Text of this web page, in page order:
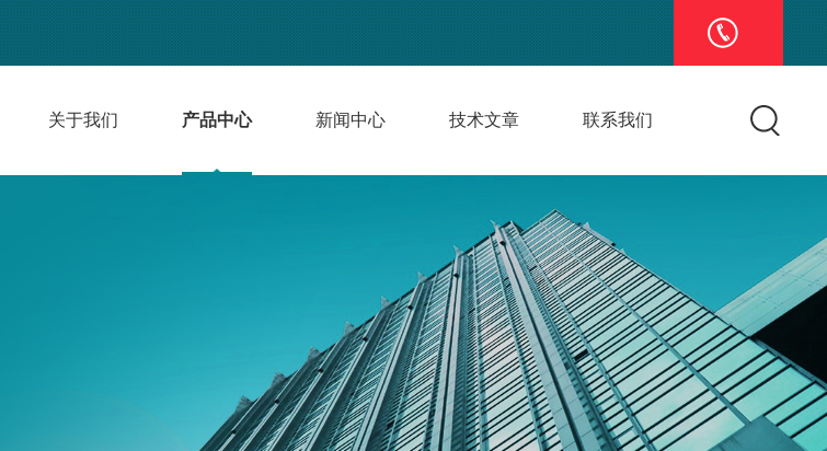
关于我们 产品中心 新闻中心 技术文章 联系我们